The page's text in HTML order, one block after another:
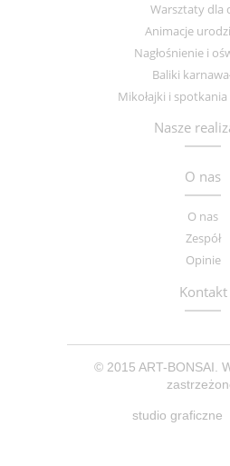
Warsztaty dla
Animacje
Nagłośnienie i
Baliki
Mikołajki i
Nasze
O nas
O nas
Zespół
Opinie
Kontakt
© 2015 ART-BONSAI.
studio graficzne